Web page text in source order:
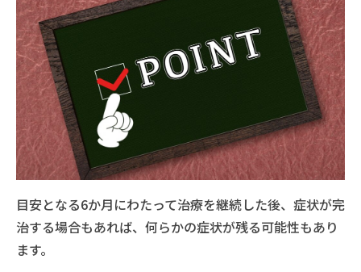
目安となる6か月にわたって治療を継続した後、症状が完
治する場合もあれば、何らかの症状が残る可能性もあり
ます。